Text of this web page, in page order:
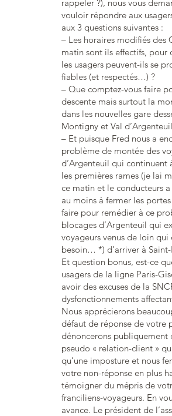
rappeler ?), nous vous
vouloir répondre aux
aux 3 questions suivantes :
– Les horaires modifiés des
matin sont ils effectifs, pour
les usagers peuvent-ils se
fiables (et respectés…) ?
– Que comptez-vous faire
descente mais surtout la
dans les nouvelles gare
Montigny et Val
– Et puisque Fred nous a
problème de montée des
d’Argenteuil qui continuent
les premières rames (je lai
ce matin et le conducteurs
au moins à fermer les
faire pour remédier à ce
blocages d’Argenteuil qui
voyageurs venus de loin qui
besoin… *) d’arriver à Saint-
Et question bonus, est-ce
usagers de la ligne Paris-
avoir des excuses de la
dysfonctionnements
Nous apprécierons
défaut de réponse de votre
dénoncerons publiquement
pseudo « relation-client »
qu’une imposture et nous
votre non-réponse en plus
témoigner du mépris de
franciliens-voyageurs. En
avance. Le président de